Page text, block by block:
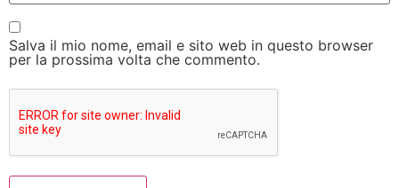
Salva il mio nome, email e sito web in questo browser
per la prossima volta che commento.